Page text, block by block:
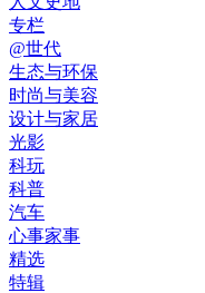
专栏
@世代
生态与环保
时尚与美容
设计与家居
光影
科玩
科普
汽车
心事家事
精选
特辑